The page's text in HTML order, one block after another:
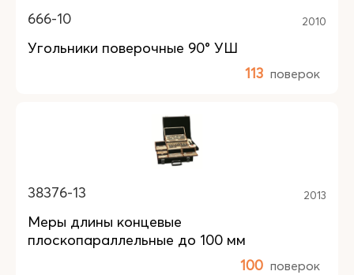
666-10 2010
Угольники поверочные 90° УШ
113 поверок
38376-13 2013
Меры длины концевые
плоскопараллельные до 100 мм
100 поверок